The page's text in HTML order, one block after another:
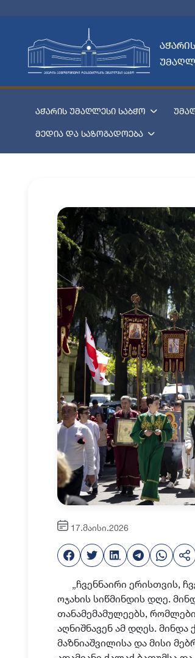
აჭარის უმაღლესი საბჭო
მედია და საზოგადოება
17.მაისი.2026
ჩვენნაირი ერისთვის,
ოჯახის სიწმინდის დღე.
თანამემამულეებს,
აღნიშნავენ ამ დღეს. მინდა
მაზნიაშვილისა და მისი